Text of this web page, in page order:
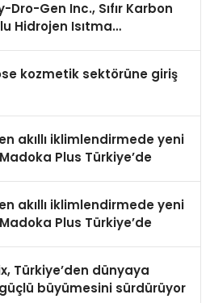
Dro-Gen Inc., Sıfır Karbon
Hidrojen Isıtma
kozmetik sektörüne giriş
akıllı iklimlendirmede yeni
Plus Türkiye’de
akıllı iklimlendirmede yeni
Plus Türkiye’de
Türkiye’den dünyaya
büyümesini sürdürüyor